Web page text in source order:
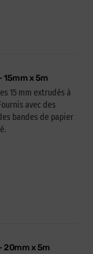
x 5m
15 mm extrudés à
avec des
bandes de papier
20mm x 5m